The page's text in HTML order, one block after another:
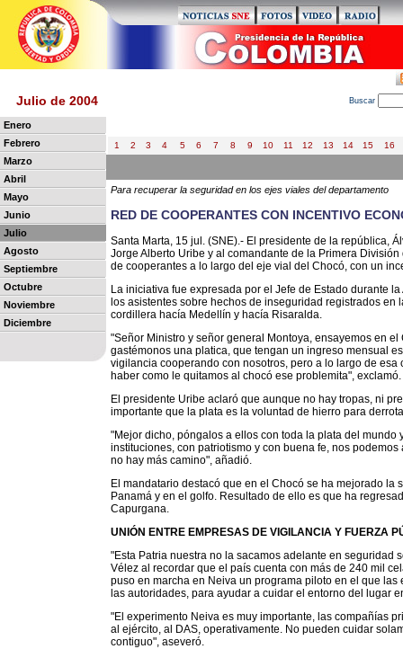
Julio de 2004 Buscar
Enero
Febrero
Marzo
Abril
Mayo
Junio
Julio
Agosto
Septiembre
Octubre
Noviembre
Diciembre
1 2 3 4 5 6 7 8 9 10 11 12 13 14 15 16
Para recuperar la seguridad en los ejes viales del departamento
RED DE COOPERANTES CON INCENTIVO
Santa Marta, 15 jul. (SNE).- El presidente de la república,
Jorge Alberto Uribe y al comandante de la Primera
de cooperantes a lo largo del eje vial del Chocó, con un
La iniciativa fue expresada por el Jefe de Estado durante
los asistentes sobre hechos de inseguridad registrados
cordillera hacía Medellín y hacía Risaralda.
"Señor Ministro y señor general Montoya, ensayemos en
gastémonos una platica, que tengan un ingreso mensual
vigilancia cooperando con nosotros, pero a lo largo de
haber como le quitamos al chocó ese problemita", exclamó.
El presidente Uribe aclaró que aunque no hay tropas, ni
importante que la plata es la voluntad de hierro para
"Mejor dicho, póngalos a ellos con toda la plata del
instituciones, con patriotismo y con buena fe, nos
no hay más camino", añadió.
El mandatario destacó que en el Chocó se ha mejorado
Panamá y en el golfo. Resultado de ello es que ha
Capurgana.
UNIÓN ENTRE EMPRESAS DE VIGILANCIA Y FUERZA
"Esta Patria nuestra no la sacamos adelante en seguridad
Vélez al recordar que el país cuenta con más de 240 mil
puso en marcha en Neiva un programa piloto en el que
las autoridades, para ayudar a cuidar el entorno del lugar
"El experimento Neiva es muy importante, las compañías
al ejército, al DAS, operativamente. No pueden cuidar
contiguo", aseveró.